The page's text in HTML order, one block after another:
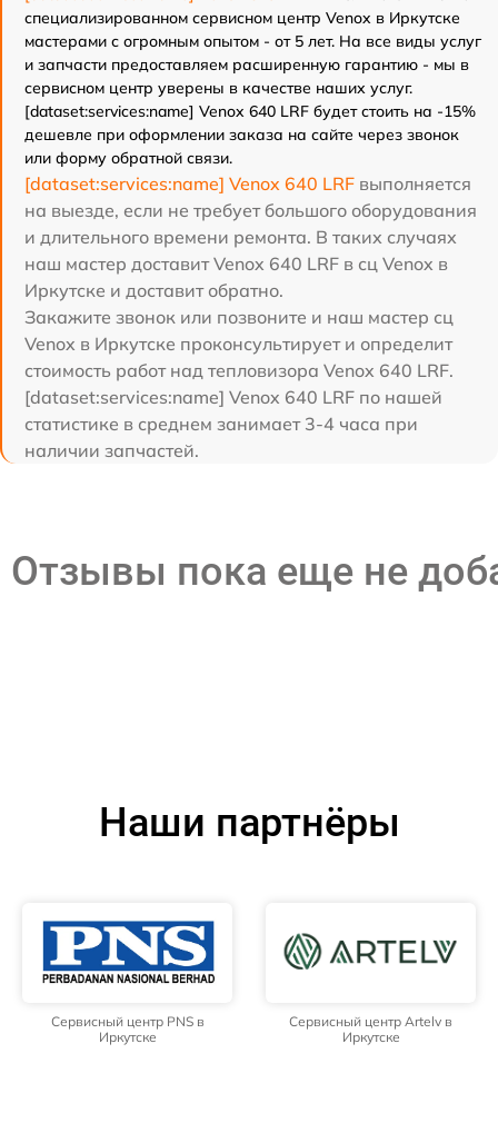
специализированном сервисном центр Venox в Иркутске
мастерами с огромным опытом - от 5 лет. На все виды услуг
и запчасти предоставляем расширенную гарантию - мы в
сервисном центр уверены в качестве наших услуг.
[dataset:services:name] Venox 640 LRF будет стоить на -15%
дешевле при оформлении заказа на сайте через звонок
или форму обратной связи.
[dataset:services:name] Venox 640 LRF выполняется
на выезде, если не требует большого оборудования
и длительного времени ремонта. В таких случаях
наш мастер доставит Venox 640 LRF в сц Venox в
Иркутске и доставит обратно.
Закажите звонок или позвоните и наш мастер сц
Venox в Иркутске проконсультирует и определит
стоимость работ над тепловизора Venox 640 LRF.
[dataset:services:name] Venox 640 LRF по нашей
статистике в среднем занимает 3-4 часа при
наличии запчастей.
Отзывы пока еще не
Наши партнёры
Сервисный центр PNS в
Иркутске
Сервисный центр Artelv в
Иркутске